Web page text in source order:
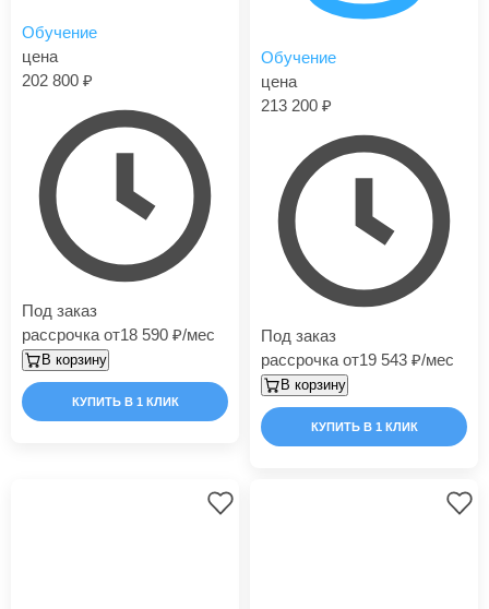
Обучение
цена
202 800
Под заказ
рассрочка от18 590 /мес
В корзину
КУПИТЬ В 1 КЛИК
Обучение
цена
213 200
Под заказ
рассрочка от19 543 /мес
В корзину
КУПИТЬ В 1 КЛИК